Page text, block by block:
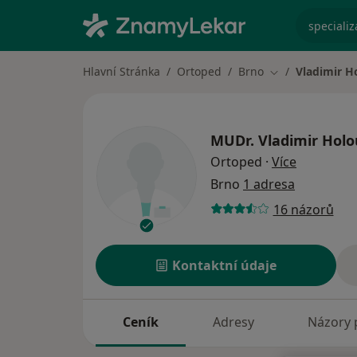
Hlavní Stránka Ortoped Brno Změna města
Vladimir
MUDr. Vladimir
Ortoped · Více
Brno 1 adresa
16 názorů
Kontaktní údaje
Ceník Adresy Názory